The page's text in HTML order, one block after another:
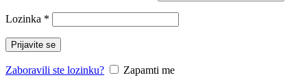
Lozinka *
Prijavite se
Zaboravili ste lozinku?
Zapamti me